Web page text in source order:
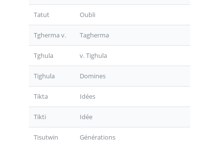
Tatut Oubli
Tgherma v. Tagherma
Tghula v. Tighula
Tighula Domines
Tikta Idées
Tikti Idée
Tisutwin Générations